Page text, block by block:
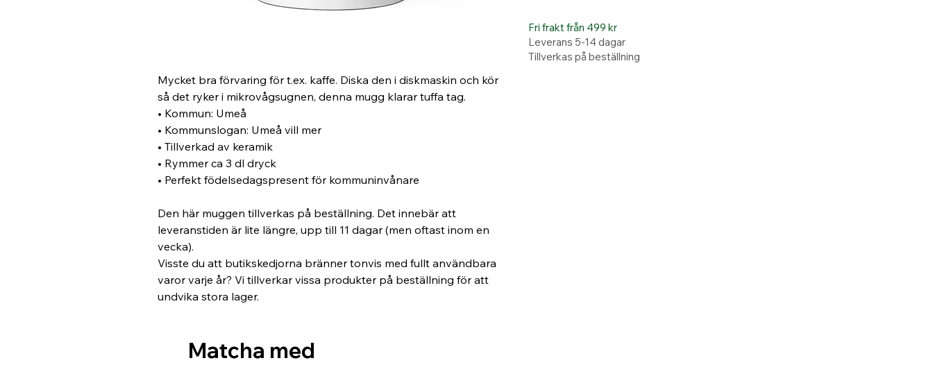
Mycket bra förvaring för t.ex. kaffe. Diska den i diskmaskin och kör
så det ryker i mikrovågsugnen, denna mugg klarar tuffa tag.
• Kommun: Umeå
• Kommunslogan: Umeå vill mer
• Tillverkad av keramik
• Rymmer ca 3 dl dryck
• Perfekt födelsedagspresent för kommuninvånare
Den här muggen tillverkas på beställning. Det innebär att
leveranstiden är lite längre, upp till 11 dagar (men oftast inom en
vecka).
Visste du att butikskedjorna bränner tonvis med fullt användbara
varor varje år? Vi tillverkar vissa produkter på beställning för att
undvika stora lager.
Fri frakt från 499 kr
Leverans 5-14 dagar
Tillverkas på beställning
Matcha med